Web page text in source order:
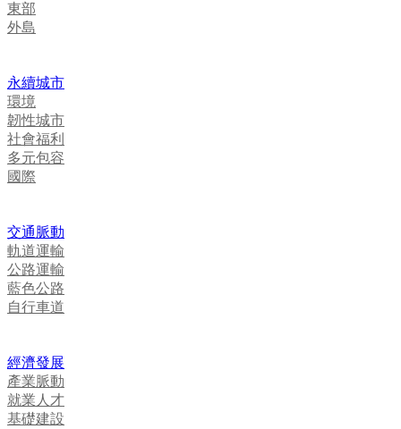
東部
外島
永續城市
環境
韌性城市
社會福利
多元包容
國際
交通脈動
軌道運輸
公路運輸
藍色公路
自行車道
經濟發展
產業脈動
就業人才
基礎建設